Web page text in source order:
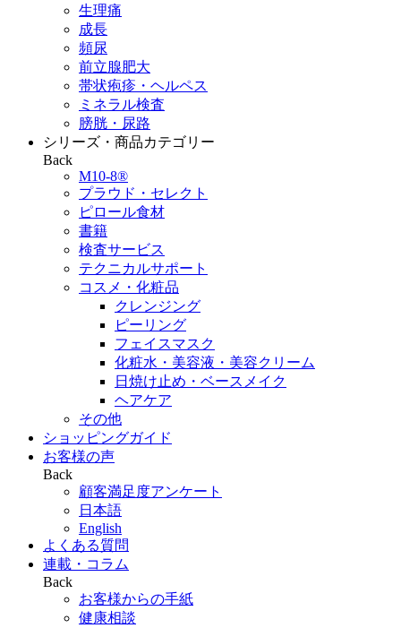
生理痛
成長
頻尿
前立腺肥大
帯状疱疹・ヘルペス
ミネラル検査
膀胱・尿路
シリーズ・商品カテゴリー
Back
M10-8®
プラウド・セレクト
ピロール食材
書籍
検査サービス
テクニカルサポート
コスメ・化粧品
クレンジング
ピーリング
フェイスマスク
化粧水・美容液・美容クリーム
日焼け止め・ベースメイク
ヘアケア
その他
ショッピングガイド
お客様の声
Back
顧客満足度アンケート
日本語
English
よくある質問
連載・コラム
Back
お客様からの手紙
健康相談